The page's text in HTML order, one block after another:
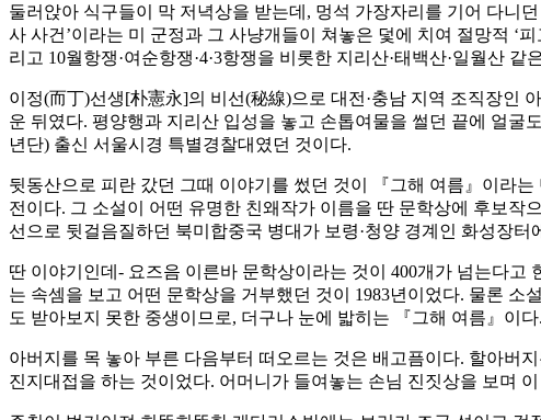
둘러앉아 식구들이 막 저녁상을 받는데, 멍석 가장자리를 기어 다니
사 사건’이라는 미 군정과 그 사냥개들이 쳐놓은 덫에 치여 절망적 ‘
리고 10월항쟁·여순항쟁·4·3항쟁을 비롯한 지리산·태백산·일월산
이정(而丁)선생[朴憲永]의 비선(秘線)으로 대전·충남 지역 조직장인
운 뒤였다. 평양행과 지리산 입성을 놓고 손톱여물을 썰던 끝에 얼
년단) 출신 서울시경 특별경찰대였던 것이다.
뒷동산으로 피란 갔던 그때 이야기를 썼던 것이 『그해 여름』이라
전이다. 그 소설이 어떤 유명한 친왜작가 이름을 딴 문학상에 후보작
선으로 뒷걸음질하던 북미합중국 병대가 보령·청양 경계인 화성장
딴 이야기인데- 요즈음 이른바 문학상이라는 것이 400개가 넘는다
는 속셈을 보고 어떤 문학상을 거부했던 것이 1983년이었다. 물론
도 받아보지 못한 중생이므로, 더구나 눈에 밟히는 『그해 여름』이다.
아버지를 목 놓아 부른 다음부터 떠오르는 것은 배고픔이다. 할아버
진지대접을 하는 것이었다. 어머니가 들여놓는 손님 진짓상을 보며